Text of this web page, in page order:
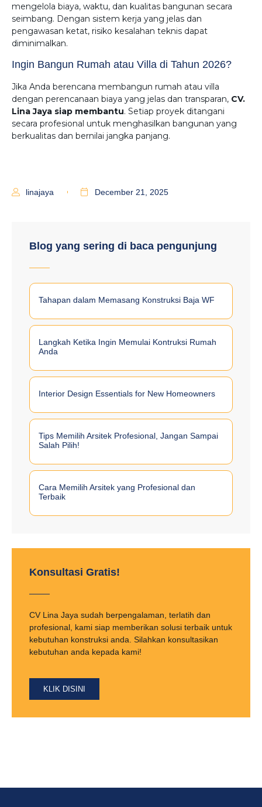
mengelola biaya, waktu, dan kualitas bangunan secara
seimbang. Dengan sistem kerja yang jelas dan
pengawasan ketat, risiko kesalahan teknis dapat
diminimalkan.
Ingin Bangun Rumah atau Villa di Tahun 2026?
Jika Anda berencana membangun rumah atau villa
dengan perencanaan biaya yang jelas dan transparan, CV.
Lina Jaya siap membantu. Setiap proyek ditangani
secara profesional untuk menghasilkan bangunan yang
berkualitas dan bernilai jangka panjang.
linajaya December 21, 2025
Blog yang sering di baca pengunjung
Tahapan dalam Memasang Konstruksi Baja WF
Langkah Ketika Ingin Memulai Kontruksi Rumah
Anda
Interior Design Essentials for New Homeowners
Tips Memilih Arsitek Profesional, Jangan Sampai
Salah Pilih!
Cara Memilih Arsitek yang Profesional dan
Terbaik
Konsultasi Gratis!
CV Lina Jaya sudah berpengalaman, terlatih dan
profesional, kami siap memberikan solusi terbaik untuk
kebutuhan konstruksi anda. Silahkan konsultasikan
kebutuhan anda kepada kami!
KLIK DISINI